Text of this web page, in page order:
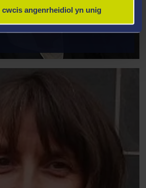
cwcis angenrheidiol yn unig